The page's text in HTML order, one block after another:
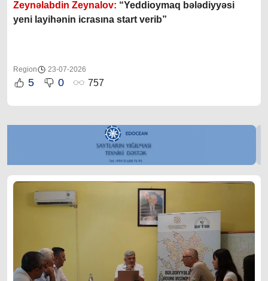
Zeynəlabdin Zeynalov: “Yeddioymaq bələdiyyəsi
yeni layihənin icrasına start verib”
Region 23-07-2026
5 0 757